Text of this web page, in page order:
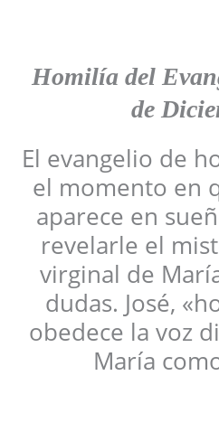
Homilía del
de
El evangelio de
el momento en
aparece en
revelarle el
virginal de
dudas. José,
obedece la voz
María